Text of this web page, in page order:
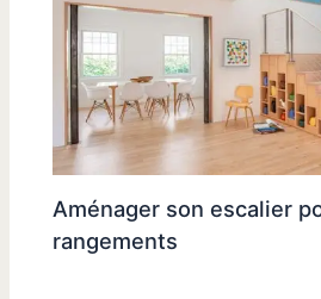
Aménager son escalier
rangements